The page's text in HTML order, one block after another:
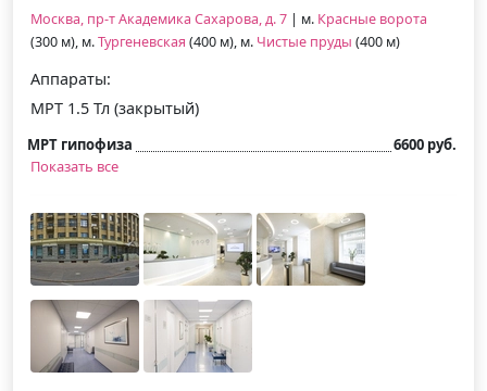
Москва, пр-т Академика Сахарова, д. 7 | м. Красные ворота
(300 м), м.Тургеневская (400 м), м. Чистые пруды (400 м)
Аппараты:
МРТ 1.5 Тл (закрытый)
МРТ гипофиза
6600 руб.
Показать все